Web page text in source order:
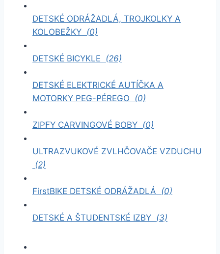
DETSKÉ ODRÁŽADLÁ, TROJKOLKY A
KOLOBEŽKY (0)
DETSKÉ BICYKLE (26)
DETSKÉ ELEKTRICKÉ AUTÍČKA A
MOTORKY PEG-PÉREGO (0)
ZIPFY CARVINGOVÉ BOBY (0)
ULTRAZVUKOVÉ ZVLHČOVAČE VZDUCHU
(2)
FirstBIKE DETSKÉ ODRÁŽADLÁ (0)
DETSKÉ A ŠTUDENTSKÉ IZBY (3)